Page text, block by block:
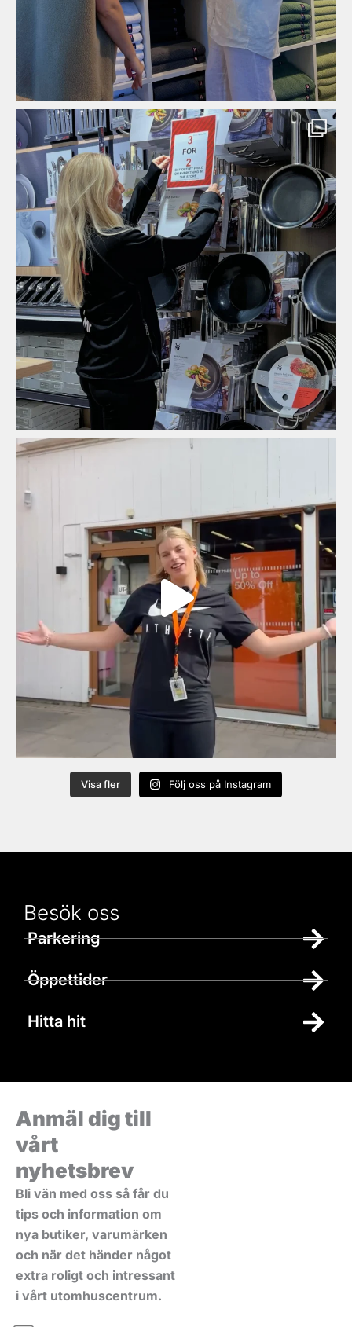
Visa fler Följ oss på Instagram
Besök oss
Parkering
Öppettider
Hitta hit
Anmäl dig till
vårt
nyhetsbrev
Bli vän med oss så får du
tips och information om
nya butiker, varumärken
och när det händer något
extra roligt och intressant
i vårt utomhuscentrum.